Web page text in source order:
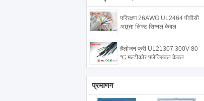
परिरक्षण 26AWG UL2464 पीवीसी
अछूता लिफ्ट सिग्नल केबल
हैलोजन फ्री UL21307 300V 80
℃ मल्टीकोर फ्लेक्सिबल केबल
प्रमाणन